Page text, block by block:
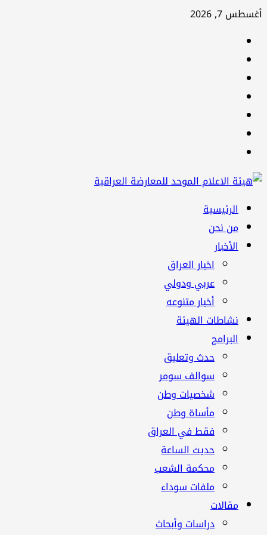
تخطي
أغسطس 7, 2026
القائمة
الرئيسية
الرئيسية
من نحن
الأخبار
اخبار العراق
عربي ودولي
أخبار متنوعه
نشاطات الهيئة
البرامج
حدث وتعليق
سوالف سومر
شخصيات وطن
مأساة وطن
فقط في العراق
حديث الساعة
محكمة الشعب
ملفات سوداء
مقالات
دراسات وأبحاث